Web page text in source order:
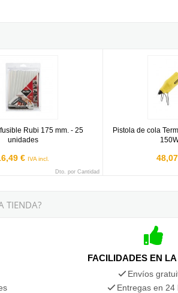
Rubi 175 mm. - 25
unidades
€ IVA incl.
Dto. por Cantidad
Pistola de cola
Pistola de cola
TIENDA?
FACILIDADES EN
Envíos
Entregas en 24